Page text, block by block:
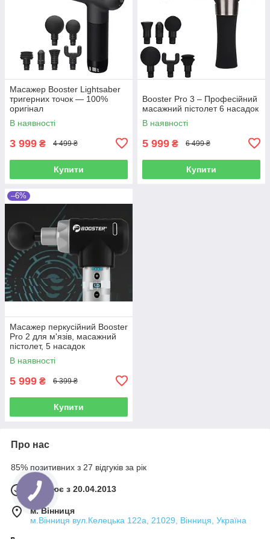
Масажер Booster Lightsaber
тригерних точок — 100%
оригінал
В наявності
3 999 ₴ 4 499 ₴
Купити
Booster Pro 3 – Професійний
масажний пістолет 6 насадок
В наявності
5 999 ₴ 6 499 ₴
Купити
–6%
Масажер перкусійний Booster
Pro 2 для м'язів, масажний
пістолет, 5 насадок
В наявності
5 999 ₴ 6 399 ₴
Купити
Про нас
85% позитивних з 27 відгуків за рік
Працює з 20.04.2013
м. Вінниця
м.Вінниця вул.Келецька 122а, 21029, Вінниця, Україна